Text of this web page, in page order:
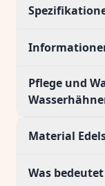
Pflege und
Material
Was